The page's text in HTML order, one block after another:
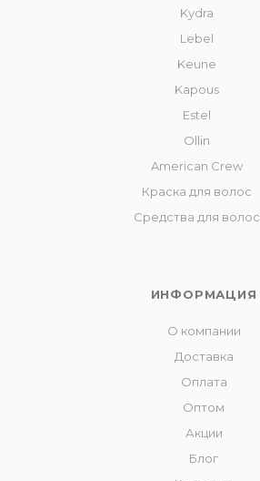
Kydra
Lebel
Keune
Kapous
Estel
Ollin
American Crew
Краска для волос
Средства для волос
ИНФОРМАЦИЯ
О компании
Доставка
Оплата
Оптом
Акции
Блог